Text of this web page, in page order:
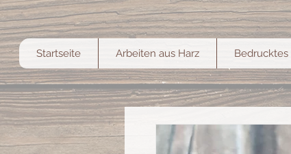
Startseite Arbeiten aus Harz Bedrucktes